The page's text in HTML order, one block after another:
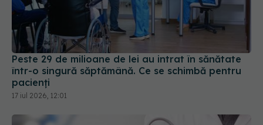
Peste 29 de milioane de lei au intrat în sănătate
într-o singură săptămână. Ce se schimbă pentru
pacienți
17 iul 2026, 12:01